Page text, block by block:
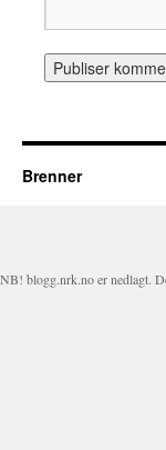
Brenner
NB! blogg.nrk.no er nedlagt.